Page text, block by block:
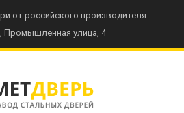
от российского производителя
Промышленная улица, 4